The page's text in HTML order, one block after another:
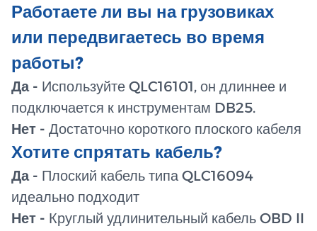
Работаете ли вы на грузовиках
или передвигаетесь во время
работы?
Да - Используйте QLC16101, он длиннее и
подключается к инструментам DB25.
Нет - Достаточно короткого плоского кабеля
Хотите спрятать кабель?
Да - Плоский кабель типа QLC16094
идеально подходит
Нет - Круглый удлинительный кабель OBD II